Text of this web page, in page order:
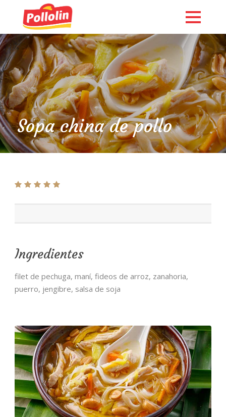
English
Sopa china de pollo
Ingredientes
filet de pechuga, maní, fideos de arroz, zanahoria,
puerro, jengibre, salsa de soja